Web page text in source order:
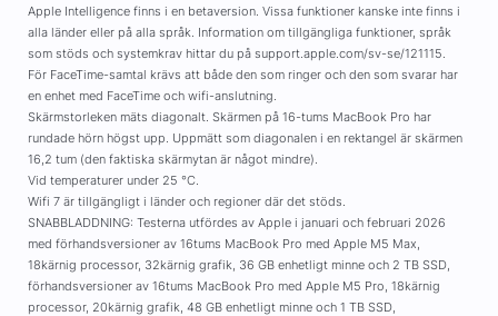
Apple Intelligence finns i en betaversion. Vissa funktioner kanske inte finns i
alla länder eller på alla språk. Information om tillgängliga funktioner, språk
som stöds och systemkrav hittar du på support.apple.com/sv-se/121115.
För FaceTime-samtal krävs att både den som ringer och den som svarar har
en enhet med FaceTime och wifi-anslutning.
Skärmstorleken mäts diagonalt. Skärmen på 16-tums MacBook Pro har
rundade hörn högst upp. Uppmätt som diagonalen i en rektangel är skärmen
16,2 tum (den faktiska skärmytan är något mindre).
Vid temperaturer under 25 °C.
Wifi 7 är tillgängligt i länder och regioner där det stöds.
SNABBLADDNING: Testerna utfördes av Apple i januari och februari 2026
med förhandsversioner av 16tums MacBook Pro med Apple M5 Max,
18kärnig processor, 32kärnig grafik, 36 GB enhetligt minne och 2 TB SSD,
förhandsversioner av 16tums MacBook Pro med Apple M5 Pro, 18kärnig
processor, 20kärnig grafik, 48 GB enhetligt minne och 1 TB SSD,